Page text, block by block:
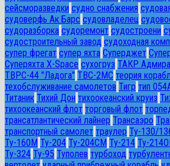
сейсморазведки судно снабжения
судоверфь Ак Барс судовладелец
судоразборка судоремонт судостроени
судостроительный завод судоходная
супер фрегат супер яхта Суперджет
Суперяхта X-Space сухогруз ТАКР
ТВРС-44 "Ладога" ТВС-2МС теория
техобслуживание самолетов Тигр тип
Титаник Тихий Дон тихоокеанский круиз
тихоокеанский флот торговый флот
трансатлантический лайнер Трансаэро
транспортный самолет траулер Ту-130/
Ту-160М Ту-204 Ту-204СМ Ту-214 Ту-
Ту-324 Ту-95 Туполев турбоход